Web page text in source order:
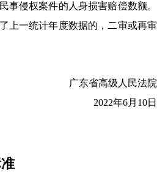
事侵权案件的人身损害赔偿数额。
上一统计年度数据的，二审或再审
广东省高级人民法院
2022年6月10日